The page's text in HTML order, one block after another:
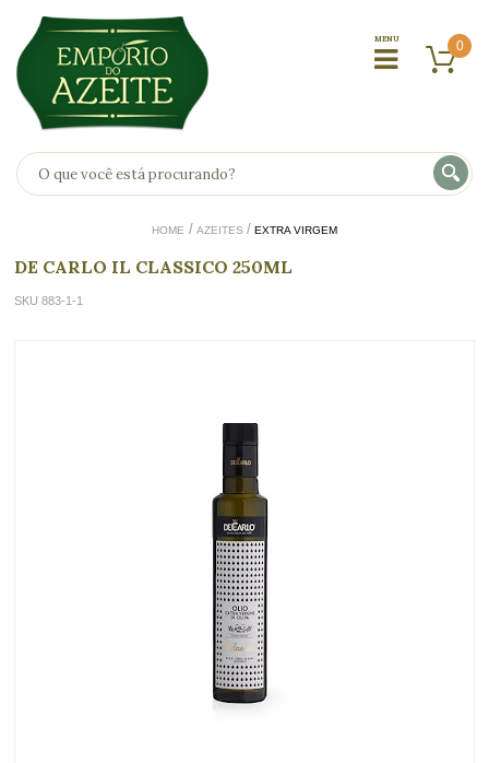
0
HOME AZEITES EXTRA VIRGEM
DE CARLO IL CLASSICO 250ML
SKU 883-1-1